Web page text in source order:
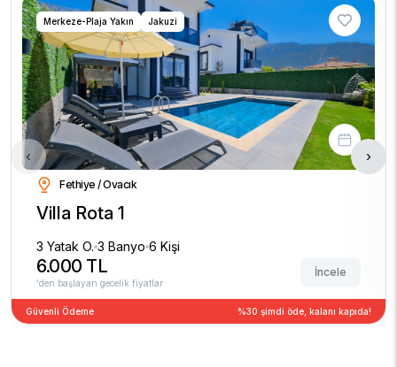
Merkeze-Plaja Yakın Jakuzi
Fethiye / Ovacık
Villa Rota 1
3 Yatak O. 3 Banyo 6 Kişi
6.000 TL
'den başlayan gecelik fiyatlar
İncele
Güvenli Ödeme %30 şimdi öde, kalanı kapıda!
‹ ›